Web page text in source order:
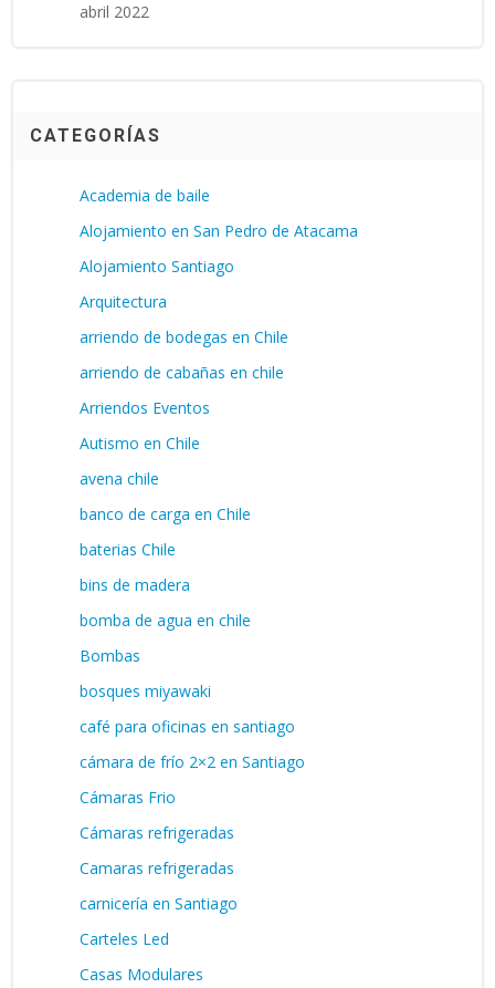
abril 2022
CATEGORÍAS
Academia de baile
Alojamiento en San Pedro de Atacama
Alojamiento Santiago
Arquitectura
arriendo de bodegas en Chile
arriendo de cabañas en chile
Arriendos Eventos
Autismo en Chile
avena chile
banco de carga en Chile
baterias Chile
bins de madera
bomba de agua en chile
Bombas
bosques miyawaki
café para oficinas en santiago
cámara de frío 2×2 en Santiago
Cámaras Frio
Cámaras refrigeradas
Camaras refrigeradas
carnicería en Santiago
Carteles Led
Casas Modulares